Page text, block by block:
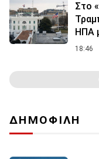
Στο
ΗΠΑ
18:46
ΔΗΜΟΦΙΛΗ